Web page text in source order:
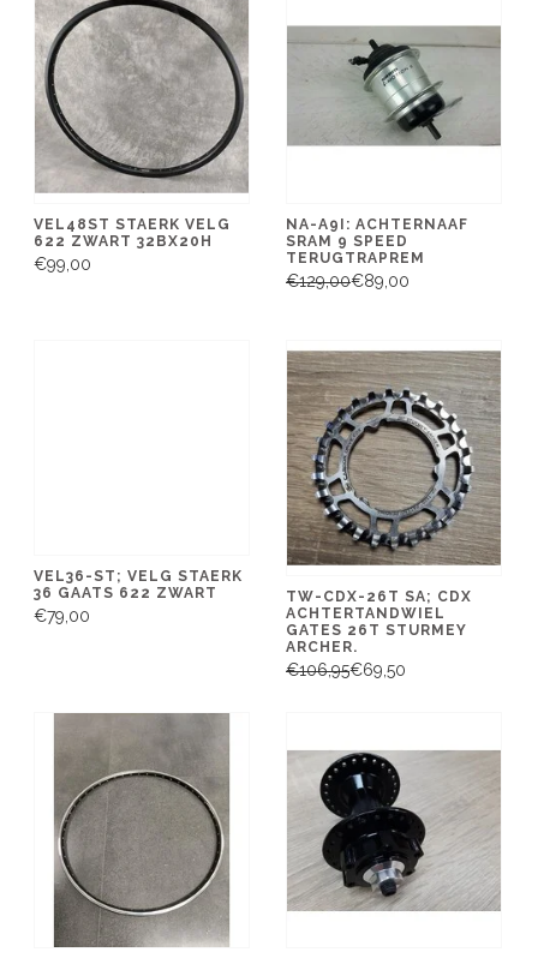
VEL48ST STAERK VELG
622 ZWART 32BX20H
€99,00
NA-A9I: ACHTERNAAF
SRAM 9 SPEED
TERUGTRAPREM
€129,00€89,00
VEL36-ST; VELG STAERK
36 GAATS 622 ZWART
€79,00
TW-CDX-26T SA; CDX
ACHTERTANDWIEL
GATES 26T STURMEY
ARCHER.
€106,95€69,50